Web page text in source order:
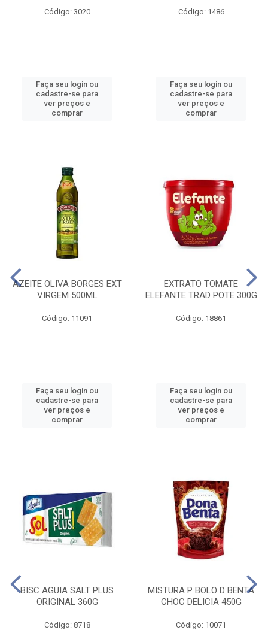
Código: 3020
Faça seu login ou
cadastre-se para
ver preços e
comprar
Código: 1486
Faça seu login ou
cadastre-se para
ver preços e
comprar
AZEITE OLIVA BORGES EXT
VIRGEM 500ML
Código: 11091
Faça seu login ou
cadastre-se para
ver preços e
comprar
EXTRATO TOMATE
ELEFANTE TRAD POTE 300G
Código: 18861
Faça seu login ou
cadastre-se para
ver preços e
comprar
BISC AGUIA SALT PLUS
ORIGINAL 360G
Código: 8718
MISTURA P BOLO D BENTA
CHOC DELICIA 450G
Código: 10071